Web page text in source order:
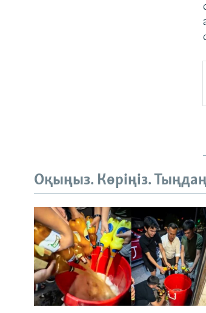
Оқыңыз. Көріңіз.